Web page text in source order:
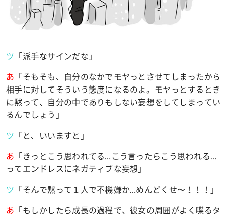
ツ 「派手なサインだな」
あ 「そもそも、自分のなかでモヤっとさせてしまったから
相手に対してそういう態度になるのよ。モヤっとするとき
に黙って、自分の中でありもしない妄想をしてしまってい
るんでしょう」
ツ 「と、いいますと」
あ 「きっとこう思われてる…こう言ったらこう思われる…
ってエンドレスにネガティブな妄想」
ツ 「そんで黙って１人で不機嫌か…めんどくせ〜！！！」
あ 「もしかしたら成長の過程で、彼女の周囲がよく喋るタ